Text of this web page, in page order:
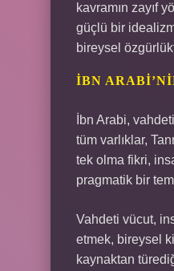
kavramın zayıf
güçlü bir
bireysel
İBN
İbn Arabi,
tüm varlıklar,
tek olma fikri,
pragmatik bir
Vahdeti vücut,
etmek, bireysel
kaynaktan